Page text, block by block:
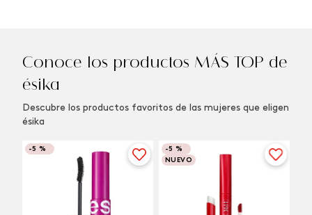
Conoce los productos MÁS TOP de
ésika
Descubre los productos favoritos de las mujeres que eligen
ésika
-5 % -5 %
NUEVO